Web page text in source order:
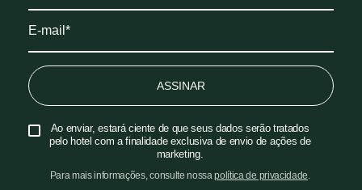
ASSINAR
Ao enviar, estará ciente de que seus dados serão tratados
pelo hotel com a finalidade exclusiva de envio de ações de
marketing.
Para mais informações, consulte nossapolítica de privacidade.